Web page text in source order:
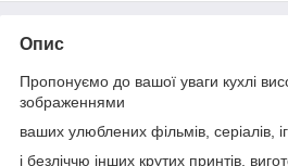
Опис
Пропонуємо до вашої уваги кухлі
зображеннями
ваших улюблених фільмів, серіалів,
і безліччю інших крутих принтів,